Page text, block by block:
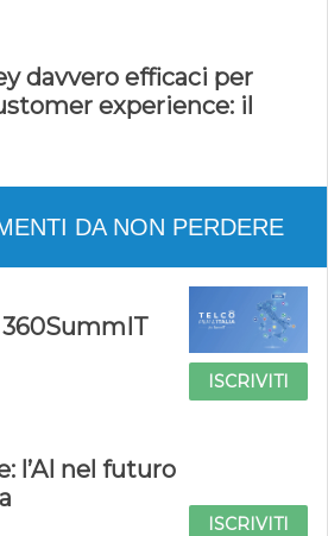
davvero efficaci per
experience: il
DA NON PERDERE
360SummIT
ISCRIVITI
l’AI nel futuro
ISCRIVITI